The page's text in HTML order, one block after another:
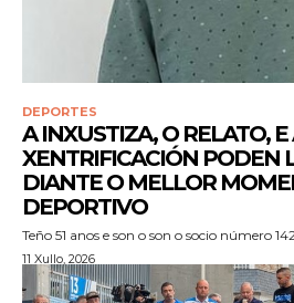
DEPORTES
A INXUSTIZA, O RELATO, E
XENTRIFICACIÓN PODEN
DIANTE O MELLOR
DEPORTIVO
Teño 51 anos e son o son o socio número
11 Xullo, 2026